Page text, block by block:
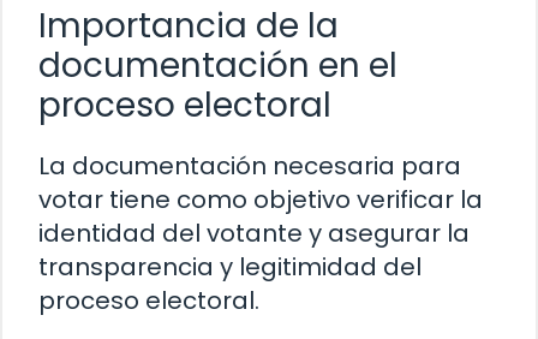
Importancia de la
documentación en el
proceso electoral
La documentación necesaria para
votar tiene como objetivo verificar la
identidad del votante y asegurar la
transparencia y legitimidad del
proceso electoral.